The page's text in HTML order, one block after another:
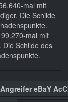
mal mit
Die Schilde
mal mit
Die Schilde des
Angreifer eBaY